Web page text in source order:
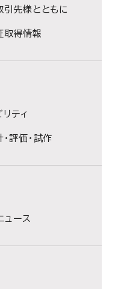
引先様とともに
取得情報
ティ
・評価・試作
ュース